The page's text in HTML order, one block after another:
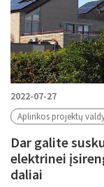
2022-07-27
Aplinkos projektų
Dar galite
elektrinei
daliai